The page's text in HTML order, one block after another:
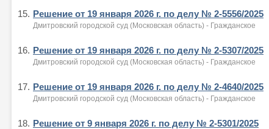
15. Решение от 19 января 2026 г. по делу № 2-5556/2025
Дмитровский городской суд (Московская область) - Гражданское
16. Решение от 19 января 2026 г. по делу № 2-5307/2025
Дмитровский городской суд (Московская область) - Гражданское
17. Решение от 19 января 2026 г. по делу № 2-4640/2025
Дмитровский городской суд (Московская область) - Гражданское
18. Решение от 9 января 2026 г. по делу № 2-5301/2025